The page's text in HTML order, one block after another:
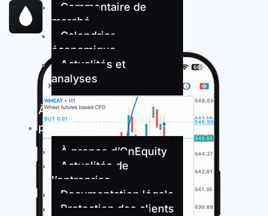
Commentaire de
marché
Calendrier
économique
Actualités et
analyses
À
propos
À propos d’OnEquity
Actualités de
l’entreprise
Documentation légale
Protection des clients